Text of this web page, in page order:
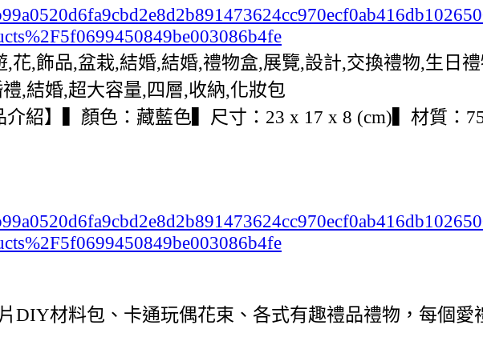
花,飾品,盆栽,結婚,結婚,禮物盒,展覽,設計,交換禮物,生日
,結婚,超大容量,四層,收納,化妝包
介紹】▍顏色：藏藍色▍尺寸：23 x 17 x 8 (cm)▍材質：
DIY材料包、卡通玩偶花束、各式有趣禮品禮物，每個愛